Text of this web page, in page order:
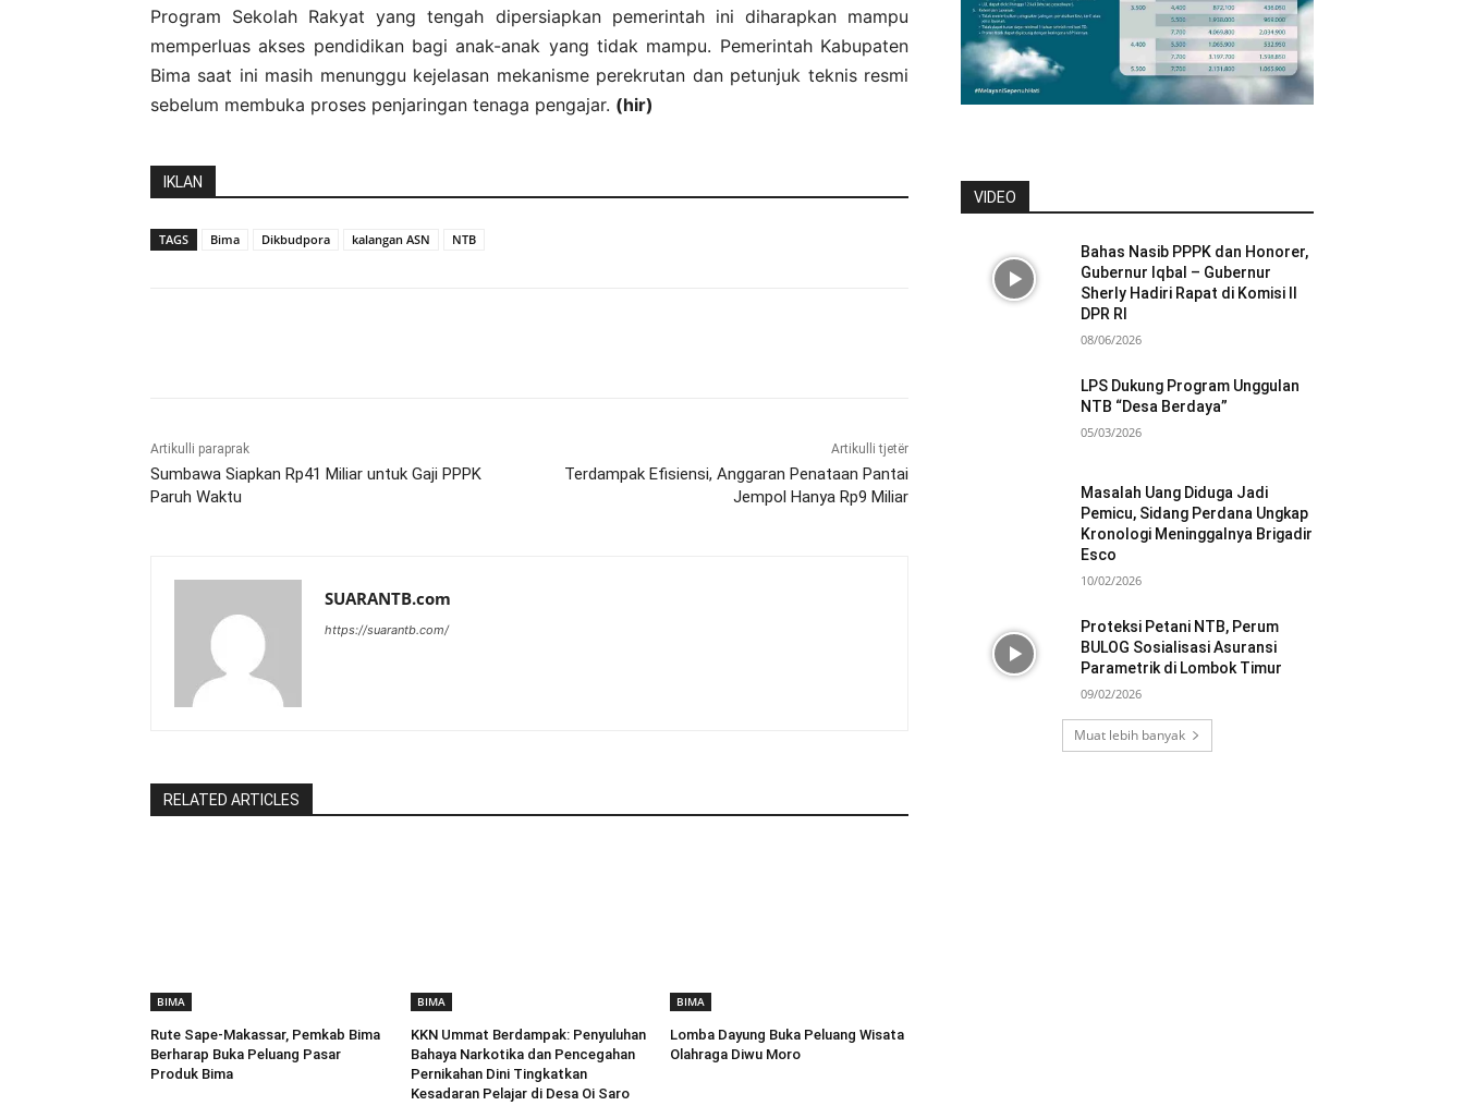
Program Sekolah Rakyat yang tengah dipersiapkan pemerintah ini diharapkan mampu
memperluas akses pendidikan bagi anak-anak yang tidak mampu. Pemerintah Kabupaten
Bima saat ini masih menunggu kejelasan mekanisme perekrutan dan petunjuk teknis resmi
sebelum membuka proses penjaringan tenaga pengajar. (hir)
IKLAN
TAGS Bima Dikbudpora kalangan ASN NTB
Artikulli paraprak
Sumbawa Siapkan Rp41 Miliar untuk Gaji PPPK
Paruh Waktu
Artikulli tjetër
Terdampak Efisiensi, Anggaran Penataan Pantai
Jempol Hanya Rp9 Miliar
SUARANTB.com
https://suarantb.com/
RELATED ARTICLES
BIMA
Rute Sape-Makassar, Pemkab Bima
Berharap Buka Peluang Pasar
Produk Bima
BIMA
KKN Ummat Berdampak: Penyuluhan
Bahaya Narkotika dan Pencegahan
Pernikahan Dini Tingkatkan
Kesadaran Pelajar di Desa Oi Saro
BIMA
Lomba Dayung Buka Peluang Wisata
Olahraga Diwu Moro
VIDEO
Bahas Nasib PPPK dan Honorer,
Gubernur Iqbal – Gubernur
Sherly Hadiri Rapat di Komisi II
DPR RI
08/06/2026
LPS Dukung Program Unggulan
NTB “Desa Berdaya”
05/03/2026
Masalah Uang Diduga Jadi
Pemicu, Sidang Perdana Ungkap
Kronologi Meninggalnya Brigadir
Esco
10/02/2026
Proteksi Petani NTB, Perum
BULOG Sosialisasi Asuransi
Parametrik di Lombok Timur
09/02/2026
Muat lebih banyak